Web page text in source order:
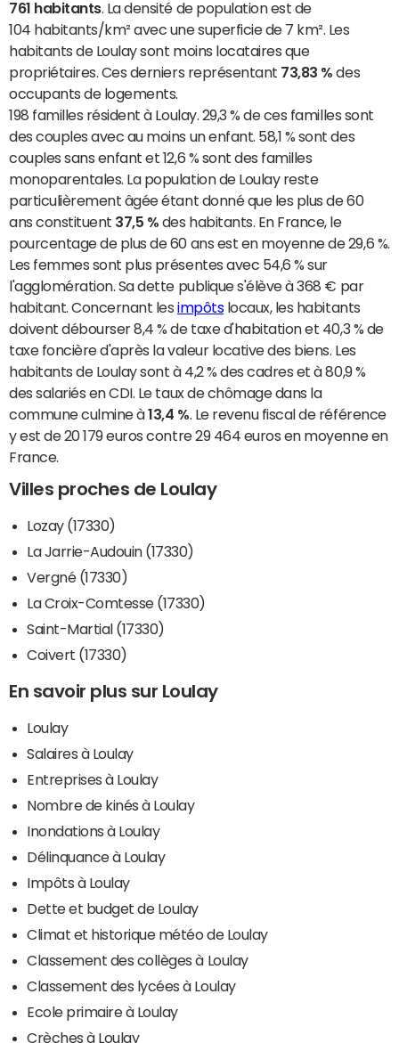
761 habitants. La densité de population est de
104 habitants/km² avec une superficie de 7 km². Les
habitants de Loulay sont moins locataires que
propriétaires. Ces derniers représentant 73,83 % des
occupants de logements.
198 familles résident à Loulay. 29,3 % de ces familles sont
des couples avec au moins un enfant. 58,1 % sont des
couples sans enfant et 12,6 % sont des familles
monoparentales. La population de Loulay reste
particulièrement âgée étant donné que les plus de 60
ans constituent 37,5 % des habitants. En France, le
pourcentage de plus de 60 ans est en moyenne de 29,6 %.
Les femmes sont plus présentes avec 54,6 % sur
l'agglomération. Sa dette publique s'élève à 368 € par
habitant. Concernant lesimpôtslocaux, les habitants
doivent débourser 8,4 % de taxe d'habitation et 40,3 % de
taxe foncière d'après la valeur locative des biens. Les
habitants de Loulay sont à 4,2 % des cadres et à 80,9 %
des salariés en CDI. Le taux de chômage dans la
commune culmine à13,4 % . Le revenu fiscal de référence
y est de 20 179 euros contre 29 464 euros en moyenne en
France.
Villes proches de Loulay
Lozay (17330)
La Jarrie-Audouin (17330)
Vergné (17330)
La Croix-Comtesse (17330)
Saint-Martial (17330)
Coivert (17330)
En savoir plus sur Loulay
Loulay
Salaires à Loulay
Entreprises à Loulay
Nombre de kinés à Loulay
Inondations à Loulay
Délinquance à Loulay
Impôts à Loulay
Dette et budget de Loulay
Climat et historique météo de Loulay
Classement des collèges à Loulay
Classement des lycées à Loulay
Ecole primaire à Loulay
Crèches à Loulay